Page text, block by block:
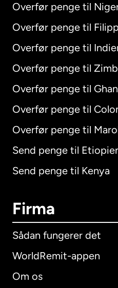
Overfør penge til
Overfør penge til
Overfør penge til
Overfør penge til
Overfør penge til
Overfør penge til
Overfør penge til
Send penge til
Send penge til Kenya
Firma
Sådan fungerer det
WorldRemit-appen
Om os